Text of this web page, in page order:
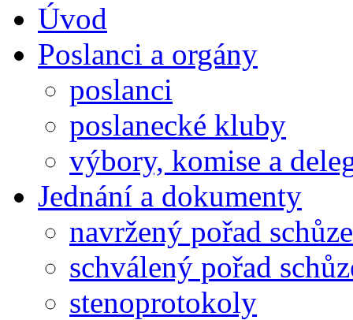
Úvod
Poslanci a orgány
poslanci
poslanecké kluby
výbory, komise a
Jednání a dokumenty
navržený pořad schůze
schválený pořad
stenoprotokoly